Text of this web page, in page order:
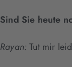
Sind Sie heute
Rayan:Tut mir